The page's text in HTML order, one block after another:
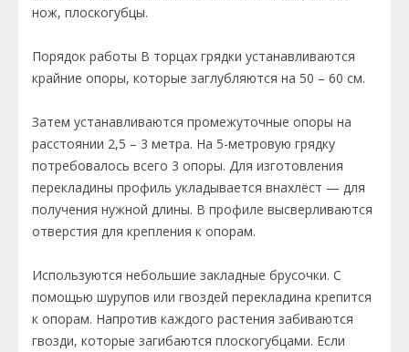
нож, плоскогубцы.
Порядок работы В торцах грядки устанавливаются
крайние опоры, которые заглубляются на 50 – 60 см.
Затем устанавливаются промежуточные опоры на
расстоянии 2,5 – 3 метра. На 5-метровую грядку
потребовалось всего 3 опоры. Для изготовления
перекладины профиль укладывается внахлёст — для
получения нужной длины. В профиле высверливаются
отверстия для крепления к опорам.
Используются небольшие закладные брусочки. С
помощью шурупов или гвоздей перекладина крепится
к опорам. Напротив каждого растения забиваются
гвозди, которые загибаются плоскогубцами. Если